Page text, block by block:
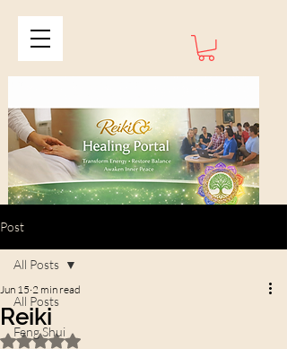
Post
All Posts
Feng Shui
All Posts
Reiki
Jun 15 2 min read
Rated NaN out of 5 stars.